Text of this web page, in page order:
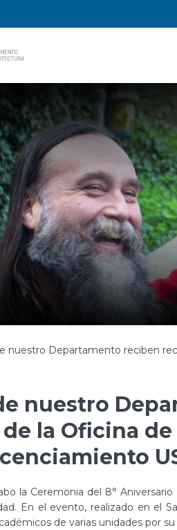
nuestro Departamento reciben
nuestro
la Oficina
la Ceremonia del 8°
En el evento, realizado en el
de varias unidades por